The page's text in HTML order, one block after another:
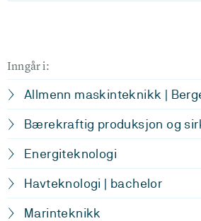
Inngår i:
Allmenn maskinteknikk |
Bærekraftig produksjon og
Energiteknologi
Havteknologi | bachelor
Marinteknikk